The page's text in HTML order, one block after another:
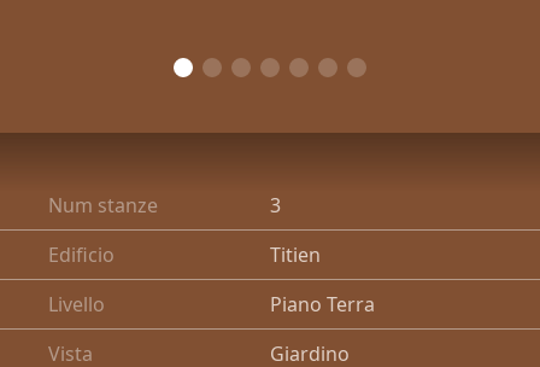
Num stanze
3
Edificio
Titien
Livello
Piano Terra
Vista
Giardino